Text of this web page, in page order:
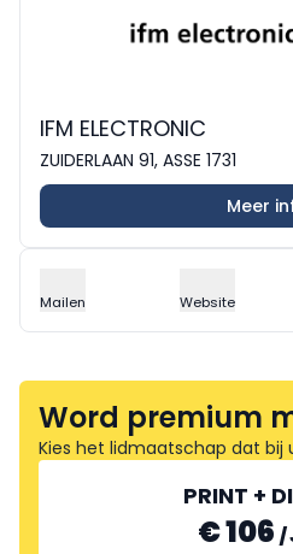
IFM ELECTRONIC
ZUIDERLAAN 91, ASSE 1731
Meer
Mailen Website
Word premium
Kies het lidmaatschap dat bij
PRINT +
€ 106 /